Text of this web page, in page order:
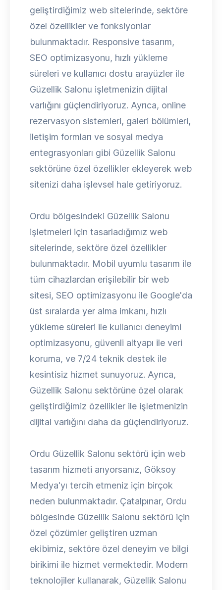
geliştirdiğimiz web sitelerinde, sektöre
özel özellikler ve fonksiyonlar
bulunmaktadır. Responsive tasarım,
SEO optimizasyonu, hızlı yükleme
süreleri ve kullanıcı dostu arayüzler ile
Güzellik Salonu işletmenizin dijital
varlığını güçlendiriyoruz. Ayrıca, online
rezervasyon sistemleri, galeri bölümleri,
iletişim formları ve sosyal medya
entegrasyonları gibi Güzellik Salonu
sektörüne özel özellikler ekleyerek web
sitenizi daha işlevsel hale getiriyoruz.
Ordu bölgesindeki Güzellik Salonu
işletmeleri için tasarladığımız web
sitelerinde, sektöre özel özellikler
bulunmaktadır. Mobil uyumlu tasarım ile
tüm cihazlardan erişilebilir bir web
sitesi, SEO optimizasyonu ile Google'da
üst sıralarda yer alma imkanı, hızlı
yükleme süreleri ile kullanıcı deneyimi
optimizasyonu, güvenli altyapı ile veri
koruma, ve 7/24 teknik destek ile
kesintisiz hizmet sunuyoruz. Ayrıca,
Güzellik Salonu sektörüne özel olarak
geliştirdiğimiz özellikler ile işletmenizin
dijital varlığını daha da güçlendiriyoruz.
Ordu Güzellik Salonu sektörü için web
tasarım hizmeti arıyorsanız, Göksoy
Medya'yı tercih etmeniz için birçok
neden bulunmaktadır. Çatalpınar, Ordu
bölgesinde Güzellik Salonu sektörü için
özel çözümler geliştiren uzman
ekibimiz, sektöre özel deneyim ve bilgi
birikimi ile hizmet vermektedir. Modern
teknolojiler kullanarak, Güzellik Salonu